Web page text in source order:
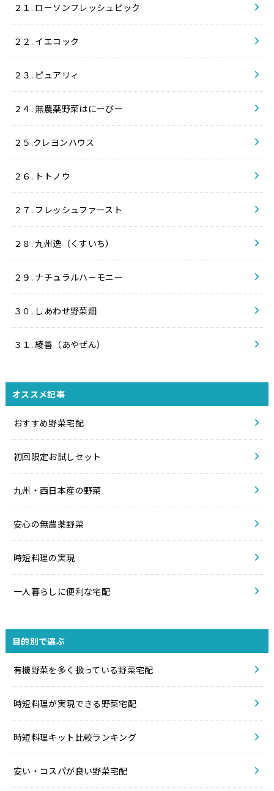
２１. ローソンフレッシュピック
２２. イエコック
２３. ピュアリィ
２４. 無農薬野菜はにーびー
２５.クレヨンハウス
２６. トトノウ
２７. フレッシュファースト
２８. 九州逸（くすいち）
２９. ナチュラルハーモニー
３０. しあわせ野菜畑
３１. 綾善（あやぜん）
オススメ記事
おすすめ野菜宅配
初回限定お試しセット
九州・西日本産の野菜
安心の無農薬野菜
時短料理の実現
一人暮らしに便利な宅配
目的別で選ぶ
有機野菜を多く扱っている野菜宅配
時短料理が実現できる野菜宅配
時短料理キット比較ランキング
安い・コスパが良い野菜宅配